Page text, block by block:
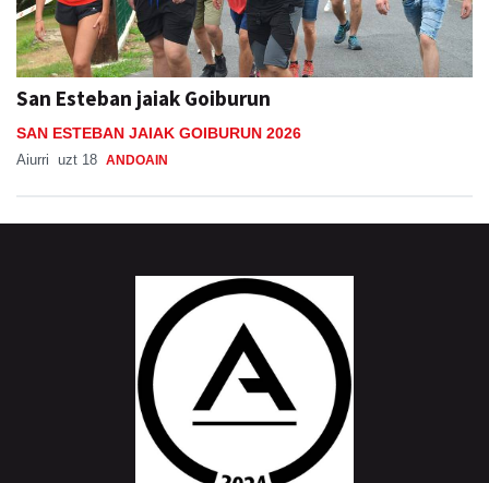
San Esteban jaiak Goiburun
SAN ESTEBAN JAIAK GOIBURUN 2026
Aiurri uzt 18 ANDOAIN